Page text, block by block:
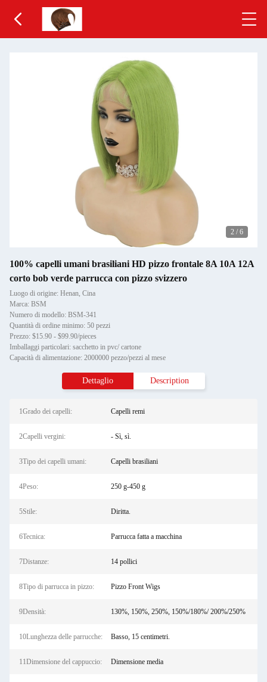
2 / 6
100% capelli umani brasiliani HD pizzo frontale 8A 10A 12A
corto bob verde parrucca con pizzo svizzero
Luogo di origine: Henan, Cina
Marca: BSM
Numero di modello: BSM-341
Quantità di ordine minimo: 50 pezzi
Prezzo: $15.90 - $99.90/pieces
Imballaggi particolari: sacchetto in pvc/ cartone
Capacità di alimentazione: 2000000 pezzo/pezzi al mese
Dettaglio Description
1Grado dei capelli: Capelli remi
2Capelli vergini: - Sì, sì.
3Tipo dei capelli umani: Capelli brasiliani
4Peso: 250 g-450 g
5Stile: Diritta.
6Tecnica: Parrucca fatta a macchina
7Distanze: 14 pollici
8Tipo di parrucca in pizzo: Pizzo Front Wigs
9Densità: 130%, 150%, 250%, 150%/180%/ 200%/250%
10Lunghezza delle parrucche: Basso, 15 centimetri.
11Dimensione del cappuccio: Dimensione media